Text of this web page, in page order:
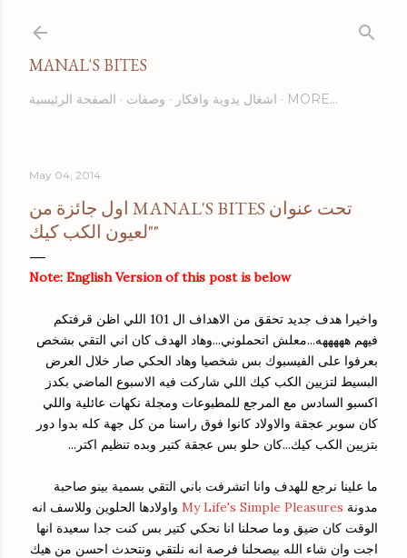
MANAL'S BITES
الصفحة الرئيسية وصفات اشغال يدوية وافكار MORE…
May 04, 2014
اول جائزة من MANAL'S BITES تحت عنوان
"لعيون الكب كيك"
Note: English Version of this post is below
واخيرا هدف جديد تحقق من الاهداف ال 101 اللي اظن قرفتكم
فيهم هههههه...معلش اتحملوني...وهاد الهدف كان اني التقي بشخص
بعرفوا على الفيسبوك بس شخصيا وهاد الحكي صار خلال العرض
البسيط لتزيين الكب كيك اللي شاركت فيه الاسبوع الماضي بكدز
اكسبو السادس مع المرجع للمطبوعات ومجلة نكهات عائلية واللي
كان سوبر عجقة والاولاد كانوا فوق راسنا من كل جهة كله بدوا دور
بتزيين الكب كيك...كان حلو بس عجقة كتير وبده تنظيم اكتر...
ما علينا نرجع للهدف وانا اتشرفت باني التقي بسمية بينو صاحبة
مدونة My Life's Simple Pleasures واولادها الحلوين وللاسف انه
الوقت كان ضيق وما صحلنا انا نحكي كتير بس كنت جدا سعيدة انها
اجت وان شاء الله بيصحلنا فرصة انه نلتقي ونتحدث احسن من هيك